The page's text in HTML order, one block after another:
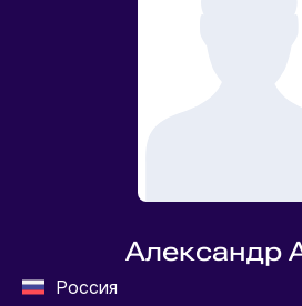
Александр
Россия